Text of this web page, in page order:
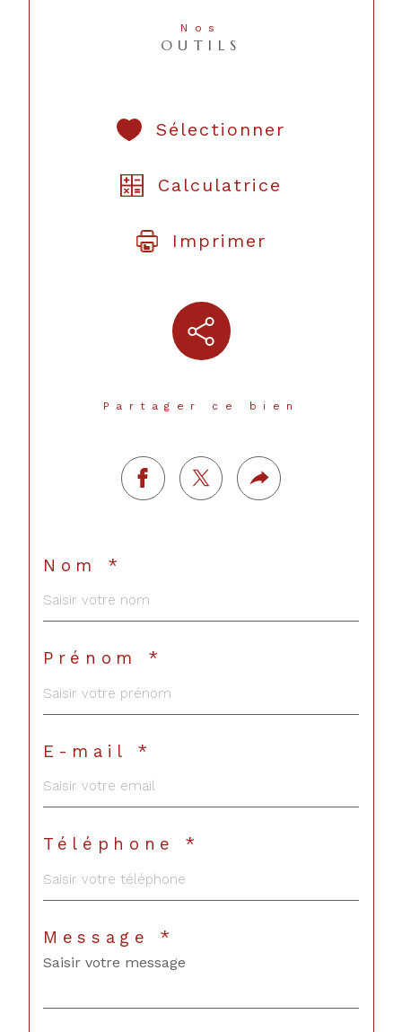
Nos
OUTILS
Sélectionner
Calculatrice
Imprimer
Partager ce bien
Nom *
Prénom *
E-mail *
Téléphone *
Message *